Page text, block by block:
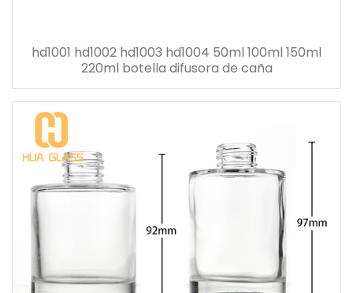
hd1001 hd1002 hd1003 hd1004 50ml 100ml 150ml
220ml botella difusora de caña